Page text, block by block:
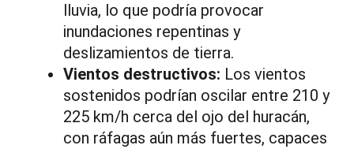
lluvia, lo que podría provocar
inundaciones repentinas y
deslizamientos de tierra.
Vientos destructivos: Los vientos
sostenidos podrían oscilar entre 210 y
225 km/h cerca del ojo del huracán,
con ráfagas aún más fuertes, capaces